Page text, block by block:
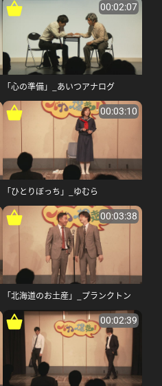
00:02:07
「心の準備」_あいつアナログ
00:03:10
「ひとりぼっち」_ゆむら
00:03:38
「北海道のお土産」_プランクトン
00:02:39